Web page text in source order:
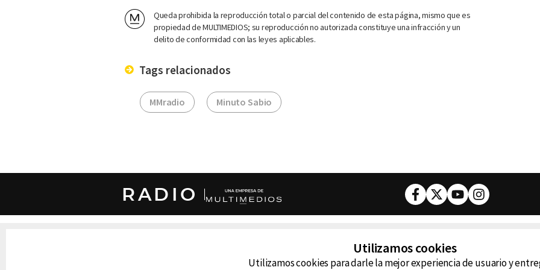
Queda prohibida la reproducción total o parcial del contenido de esta página, mismo que es
propiedad de MULTIMEDIOS; su reproducción no autorizada constituye una infracción y un
delito de conformidad con las leyes aplicables.
Tags relacionados
MMradio Minuto Sabio
RADIO Facebook
TwitterYoutubeInstagram
cualquier medio electrónico o magnético.
D99
Utilizamos cookies
Utilizamos cookies para darle la mejor experiencia de usuario y